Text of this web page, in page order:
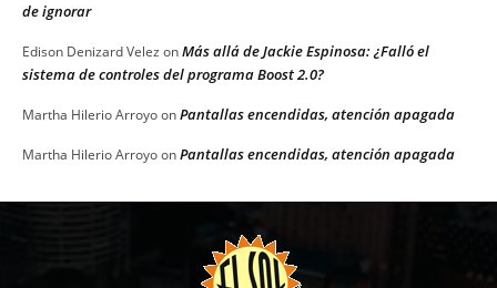
de ignorar
Edison Denizard Velez onMás allá de Jackie Espinosa: ¿Falló el
sistema de controles del programa Boost 2.0?
Martha Hilerio ArroyoonPantallas encendidas, atención apagada
Martha Hilerio ArroyoonPantallas encendidas, atención apagada